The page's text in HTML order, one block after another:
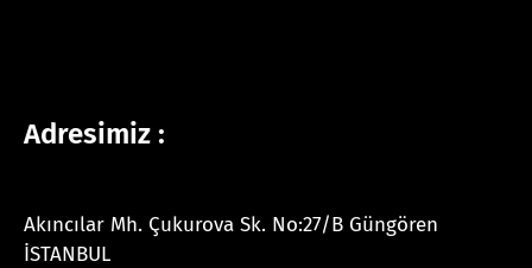
Adresimiz :
Akıncılar Mh. Çukurova Sk. No:27/B Güngören
İSTANBUL